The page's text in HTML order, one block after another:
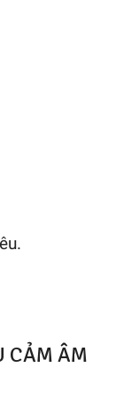
CẢM ÂM